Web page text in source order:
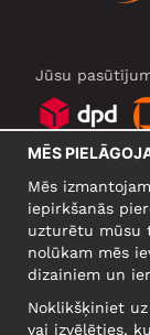
Jūsu
MĒS
Mēs
iepirkšanās
uzturētu mūsu
nolūkam mēs
dizainiem un
Noklikšķiniet
vai izvēlēties,